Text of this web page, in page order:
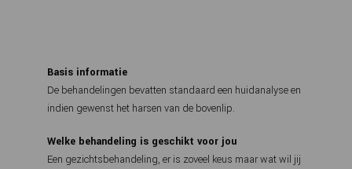
Basis informatie
De behandelingen bevatten standaard een huidanalyse en
indien gewenst het harsen van de bovenlip.
Welke behandeling is geschikt voor jou
Een gezichtsbehandeling, er is zoveel keus maar wat wil jij